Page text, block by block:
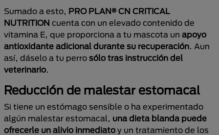
Sumado a esto, PRO PLAN® CN CRITICAL
NUTRITION cuenta con un elevado contenido de
vitamina E, que proporciona a tu mascota un apoyo
antioxidante adicional durante su recuperación. Aun
así, dáselo a tu perro sólo tras instrucción del
veterinario.
Reducción de malestar estomacal
Si tiene un estómago sensible o ha experimentado
algún malestar estomacal, una dieta blanda puede
ofrecerle un alivio inmediato y un tratamiento de los